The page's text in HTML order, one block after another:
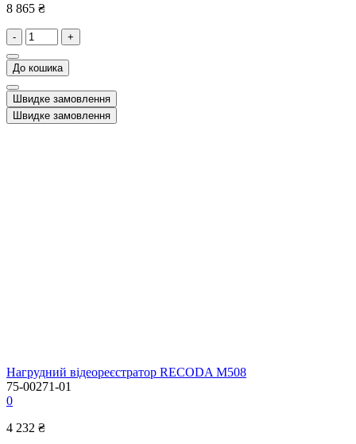
8 865 ₴
- +
До кошика
Швидке замовлення
Швидке замовлення
Нагрудний відеореєстратор RECODA M508
75-00271-01
0
4 232 ₴